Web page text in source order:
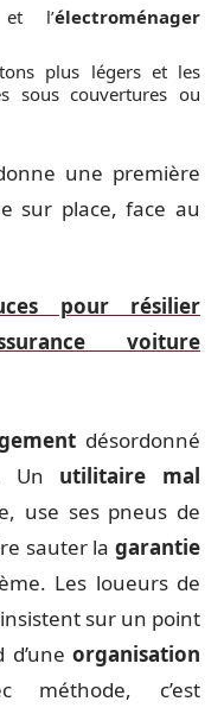
et l’électroménager
plus légers et les
sous couvertures ou
une première
sur place, face au
pour résilier
voiture
désordonné
Un utilitaire mal
use ses pneus de
sauter la garantie
Les loueurs de
insistent sur un point
d’uneorganisation
méthode, c’est